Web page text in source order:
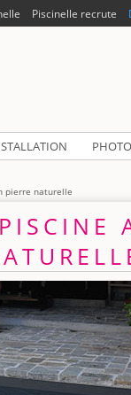
Piscinelle recrute
pierre naturelle